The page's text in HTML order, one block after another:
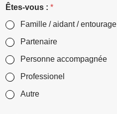
Êtes-vous : *
Famille / aidant / entourage
Partenaire
Personne accompagnée
Professionel
Autre